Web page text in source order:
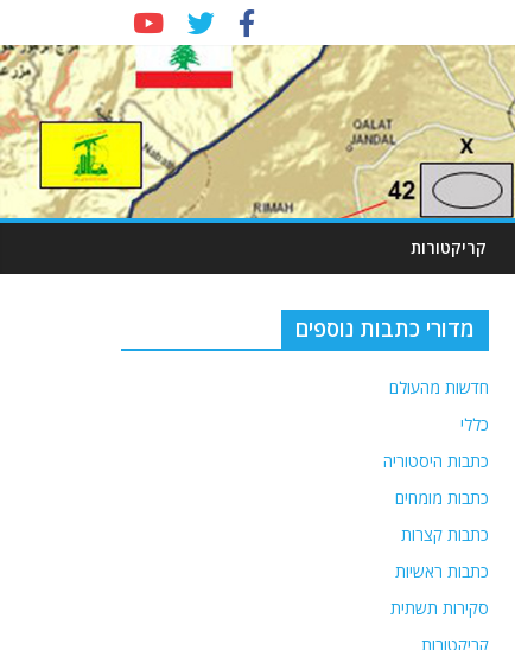
קריקטורות
מדורי כתבות נוספים
חדשות מהעולם
כללי
כתבות היסטוריה
כתבות מומחים
כתבות קצרות
כתבות ראשיות
סקירות תשתית
קריקטורות